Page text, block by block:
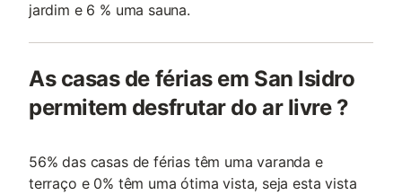
jardim e 6 % uma sauna.
As casas de férias em San Isidro
permitem desfrutar do ar livre ?
56% das casas de férias têm uma varanda e
terraço e 0% têm uma ótima vista, seja esta vista